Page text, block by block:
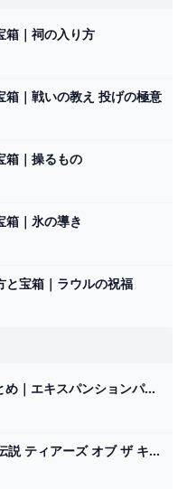
箱｜祠の入り方
箱｜戦いの教え 投げの極意
箱｜操るもの
箱｜氷の導き
と宝箱｜ラウルの祝福
【ティアキン】DLCの最新情報まとめ｜エキスパンションパス【ゼルダの伝説ティアーズオブザキングダム】 - ゲームウィズ
【30時間プレイ感想】『ゼルダの伝説 ティアーズ オブ ザ キングダム』素直に面白過ぎる！なんでもできる最高の体験【ニンテンドースイッチ】 - YouTube